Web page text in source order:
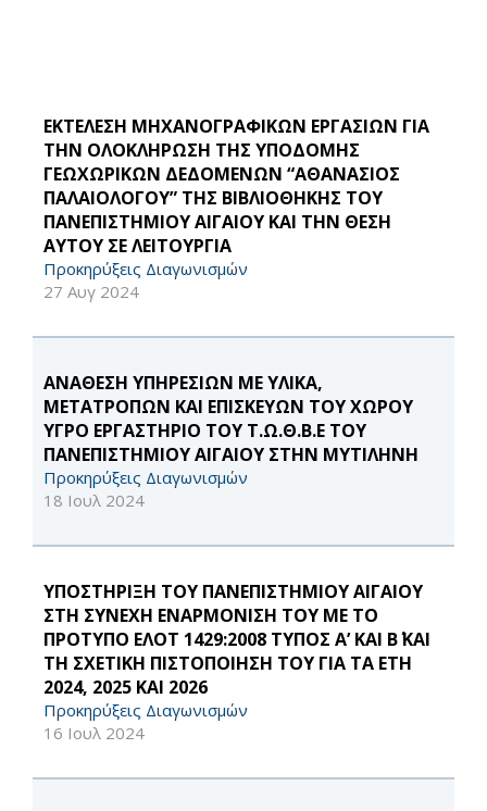
ΕΚΤΕΛΕΣΗ ΜΗΧΑΝΟΓΡΑΦΙΚΩΝ ΕΡΓΑΣΙΩΝ ΓΙΑ
ΤΗΝ ΟΛΟΚΛΗΡΩΣΗ ΤΗΣ ΥΠΟΔΟΜΗΣ
ΓΕΩΧΩΡΙΚΩΝ ΔΕΔΟΜΕΝΩΝ “ΑΘΑΝΑΣΙΟΣ
ΠΑΛΑΙΟΛΟΓΟΥ” ΤΗΣ ΒΙΒΛΙΟΘΗΚΗΣ ΤΟΥ
ΠΑΝΕΠΙΣΤΗΜΙΟΥ ΑΙΓΑΙΟΥ ΚΑΙ ΤΗΝ ΘΕΣΗ
ΑΥΤΟΥ ΣΕ ΛΕΙΤΟΥΡΓΙΑ
Προκηρύξεις Διαγωνισμών
27 Αυγ 2024
ΑΝΑΘΕΣΗ ΥΠΗΡΕΣΙΩΝ ΜΕ ΥΛΙΚΑ,
ΜΕΤΑΤΡΟΠΩΝ ΚΑΙ ΕΠΙΣΚΕΥΩΝ ΤΟΥ ΧΩΡΟΥ
ΥΓΡΟ ΕΡΓΑΣΤΗΡΙΟ ΤΟΥ Τ.Ω.Θ.Β.Ε ΤΟΥ
ΠΑΝΕΠΙΣΤΗΜΙΟΥ ΑΙΓΑΙΟΥ ΣΤΗΝ ΜΥΤΙΛΗΝΗ
Προκηρύξεις Διαγωνισμών
18 Ιουλ 2024
ΥΠΟΣΤΗΡΙΞΗ ΤΟΥ ΠΑΝΕΠΙΣΤΗΜΙΟΥ ΑΙΓΑΙΟΥ
ΣΤΗ ΣΥΝΕΧΗ ΕΝΑΡΜΟΝΙΣΗ ΤΟΥ ΜΕ ΤΟ
ΠΡΟΤΥΠΟ ΕΛΟΤ 1429:2008 ΤΥΠΟΣ Α’ ΚΑΙ Β΄ ΚΑΙ
ΤΗ ΣΧΕΤΙΚΗ ΠΙΣΤΟΠΟΙΗΣΗ ΤΟΥ ΓΙΑ ΤΑ ΕΤΗ
2024, 2025 ΚΑΙ 2026
Προκηρύξεις Διαγωνισμών
16 Ιουλ 2024